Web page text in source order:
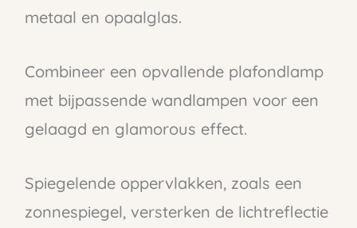
metaal en opaalglas.
Combineer een opvallende plafondlamp
met bijpassende wandlampen voor een
gelaagd en glamorous effect.
Spiegelende oppervlakken, zoals een
zonnespiegel, versterken de lichtreflectie